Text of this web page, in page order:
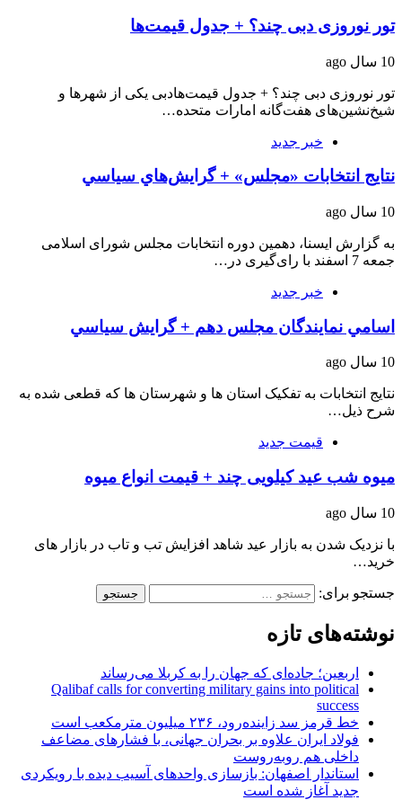
تور نوروزی دبی چند؟ + جدول قیمت‌ها
10 سال ago
تور نوروزی دبی چند؟ + جدول قیمت‌هادبی یکی از شهرها و
شیخ‌نشین‌های هفت‌گانه امارات متحده…
خبر جدید
نتایج انتخابات «مجلس» + گرایش‌هاي سياسي
10 سال ago
به گزارش ایسنا، دهمین دوره انتخابات مجلس شورای اسلامی
جمعه 7 اسفند با رای‌گیری در…
خبر جدید
اسامي نمايندگان مجلس دهم + گرايش سياسي
10 سال ago
نتایج انتخابات به تفکیک استان ها و شهرستان ها که قطعی شده به
شرح ذیل…
قیمت جدید
میوه شب عید کیلویی چند + قیمت انواع میوه
10 سال ago
با نزدیک شدن به بازار عید شاهد افزایش تب و تاب در بازار های
خرید…
جستجو برای:
نوشته‌های تازه
اربعین؛ جاده‌ای که جهان را به کربلا می‌رساند
Qalibaf calls for converting military gains into political
success
خط قرمز سد زاینده‌رود، ۲۳۶ میلیون مترمکعب است
فولاد ایران علاوه بر بحران جهانی، با فشارهای مضاعف
داخلی هم روبه‌روست
استاندار اصفهان: بازسازی واحدهای آسیب دیده با رویکردی
جدید آغاز شده است